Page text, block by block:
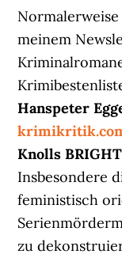
meinem
Hanspeter
Knolls
Insbesondere
feministisch
zu